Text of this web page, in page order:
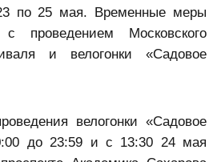
по 25 мая. Временные меры
проведением Московского
и велогонки «Садовое
велогонки «Садовое
до 23:59 и с 13:30 24 мая